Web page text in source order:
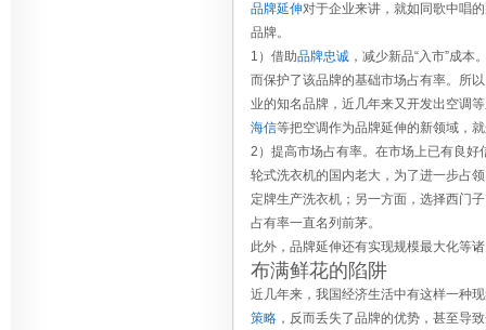
品牌延伸对于企业来讲，就如同歌中唱
品牌。
1）借助品牌忠诚 ，减少新品“入市”成
而保护了该品牌的基础市场占有率。所
业的知名品牌，近几年来又开发出空调
海信等把空调作为品牌延伸的新领域，
2）提高市场占有率。在市场上已有良
轮式洗衣机的国内老大，为了进一步占
定牌生产洗衣机；另一方面，选择西门
占有率一直名列前茅。
此外，品牌延伸还有实现规模最大化等
布满鲜花的陷阱
近几年来，我国经济生活中有这样一种
策略 ，反而丢失了品牌的优势，甚至导